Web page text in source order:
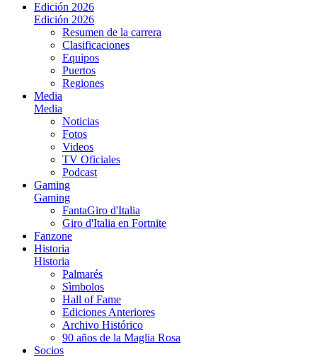
Edición 2026
Edición 2026
Resumen de la carrera
Clasificaciones
Equipos
Puertos
Regiones
Media
Media
Noticias
Fotos
Videos
TV Oficiales
Podcast
Gaming
Gaming
FantaGiro d'Italia
Giro d'Italia en Fortnite
Fanzone
Historia
Historia
Palmarés
Sìmbolos
Hall of Fame
Ediciones Anteriores
Archivo Histórico
90 años de la Maglia Rosa
Socios